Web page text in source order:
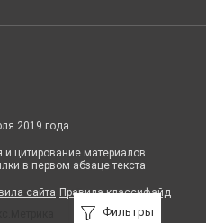
Фильтры
2019 года
цитирование материалов
в первом абзаце текста
сайта Правила классифайд